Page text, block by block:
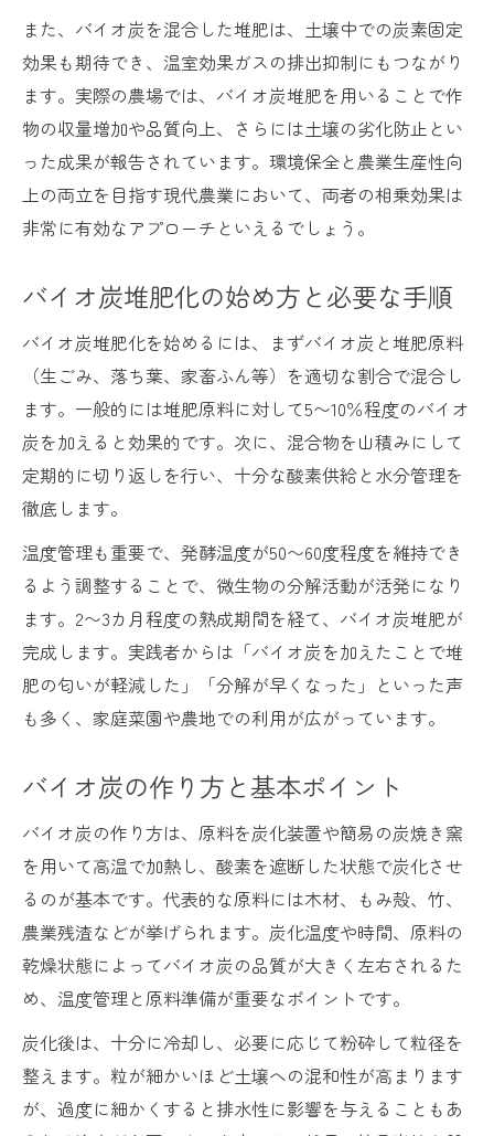
バイオ炭過剰施用のリスクと対策
バイオ炭堆肥化で臭気や栄養保持を向上
バイオ炭堆肥化の品質管理と注意事項
また、バイオ炭を混合した堆肥は、土壌中での炭素固定
効果も期待でき、温室効果ガスの排出抑制にもつながり
ます。実際の農場では、バイオ炭堆肥を用いることで作
物の収量増加や品質向上、さらには土壌の劣化防止とい
った成果が報告されています。環境保全と農業生産性向
上の両立を目指す現代農業において、両者の相乗効果は
非常に有効なアプローチといえるでしょう。
バイオ炭堆肥化の始め方と必要な手順
バイオ炭堆肥化を始めるには、まずバイオ炭と堆肥原料
（生ごみ、落ち葉、家畜ふん等）を適切な割合で混合し
ます。一般的には堆肥原料に対して5〜10％程度のバイオ
炭を加えると効果的です。次に、混合物を山積みにして
定期的に切り返しを行い、十分な酸素供給と水分管理を
徹底します。
温度管理も重要で、発酵温度が50〜60度程度を維持でき
るよう調整することで、微生物の分解活動が活発になり
ます。2〜3カ月程度の熟成期間を経て、バイオ炭堆肥が
完成します。実践者からは「バイオ炭を加えたことで堆
肥の匂いが軽減した」「分解が早くなった」といった声
も多く、家庭菜園や農地での利用が広がっています。
バイオ炭の作り方と基本ポイント
バイオ炭の作り方は、原料を炭化装置や簡易の炭焼き窯
を用いて高温で加熱し、酸素を遮断した状態で炭化させ
るのが基本です。代表的な原料には木材、もみ殻、竹、
農業残渣などが挙げられます。炭化温度や時間、原料の
乾燥状態によってバイオ炭の品質が大きく左右されるた
め、温度管理と原料準備が重要なポイントです。
炭化後は、十分に冷却し、必要に応じて粉砕して粒径を
整えます。粒が細かいほど土壌への混和性が高まります
が、過度に細かくすると排水性に影響を与えることもあ